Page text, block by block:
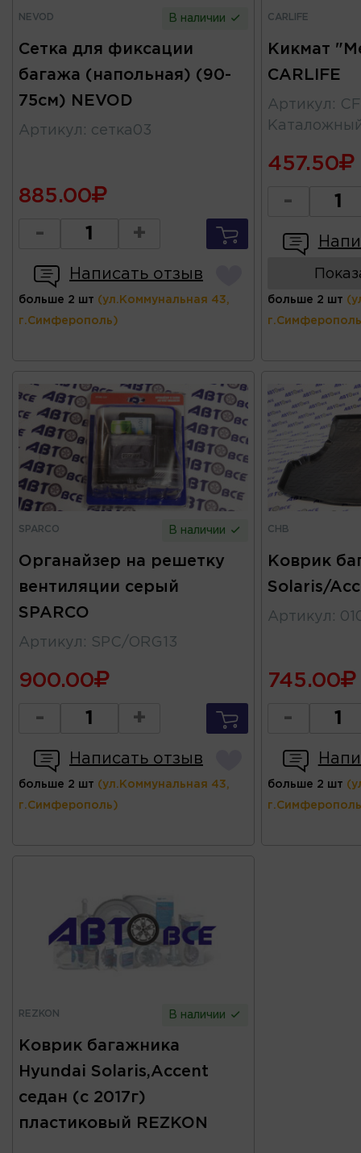
NEVOD В наличии
Сетка для фиксации
багажа (напольная) (90-
75см) NEVOD
Артикул : сетка03
885.00
- +
Написать отзыв
больше 2 шт (ул.Коммунальная 43,
г.Симферополь)
CARLIFE
Кикмат
CARLIFE
Артикул :
457.50
-
больше 2 шт
SPARCO В наличии
Органайзер на решетку
вентиляции серый
SPARCO
Артикул : SPC/ORG13
900.00
- +
Написать отзыв
больше 2 шт (ул.Коммунальная 43,
г.Симферополь)
CHB
Коврик
Solaris/
Артикул :
745.00
-
больше 2 шт
REZKON В наличии
Коврик багажника
Hyundai Solaris,Accent
седан (с 2017г)
пластиковый REZKON